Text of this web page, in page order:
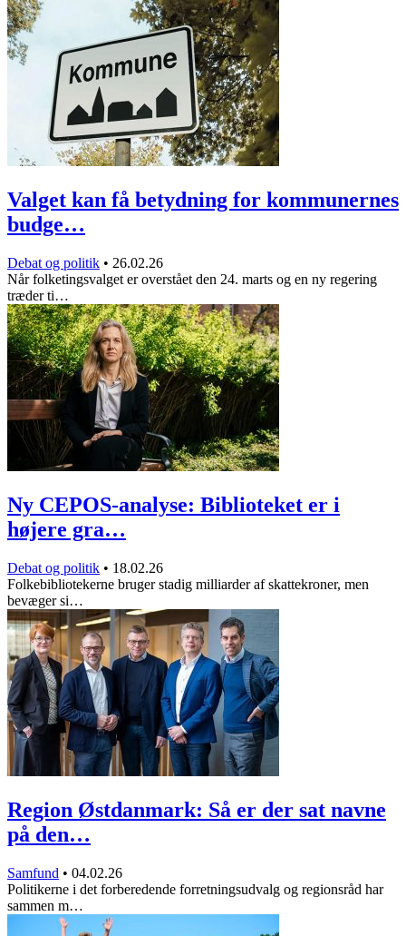
Valget kan få betydning for kommunernes
budge…
Debat og politik • 26.02.26
Når folketingsvalget er overstået den 24. marts og en ny regering
træder ti…
Ny CEPOS-analyse: Biblioteket er i
højere gra…
Debat og politik • 18.02.26
Folkebibliotekerne bruger stadig milliarder af skattekroner, men
bevæger si…
Region Østdanmark: Så er der sat navne
på den…
Samfund • 04.02.26
Politikerne i det forberedende forretningsudvalg og regionsråd har
sammen m…